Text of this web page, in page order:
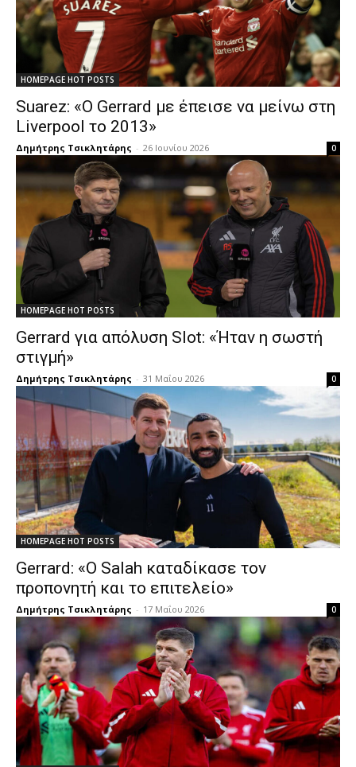
HOMEPAGE HOT POSTS
Suarez: «Ο Gerrard με έπεισε να μείνω στη
Liverpool το 2013»
Δημήτρης Τσικλητάρης - 26 Ιουνίου 2026 0
HOMEPAGE HOT POSTS
Gerrard για απόλυση Slot: «Ήταν η σωστή
στιγμή»
Δημήτρης Τσικλητάρης - 31 Μαΐου 2026 0
HOMEPAGE HOT POSTS
Gerrard: «Ο Salah καταδίκασε τον
προπονητή και το επιτελείο»
Δημήτρης Τσικλητάρης - 17 Μαΐου 2026 0